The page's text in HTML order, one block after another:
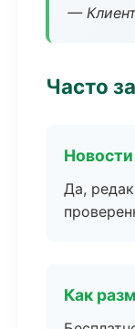
—
Часто
Да,
Как